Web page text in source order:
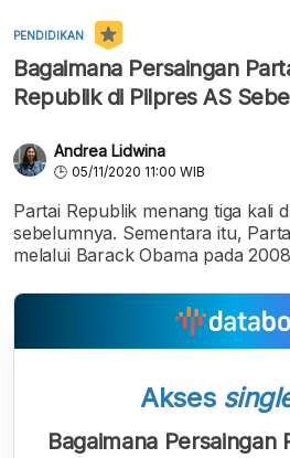
PENDIDIKAN
Bagaimana Persaingan
Republik di Pilpres AS
Andrea Lidwina
05/11/2020 11:00 WIB
Partai Republik menang tiga kali
sebelumnya. Sementara itu,
melalui Barack Obama pada
Akses
Bagaimana Persaingan